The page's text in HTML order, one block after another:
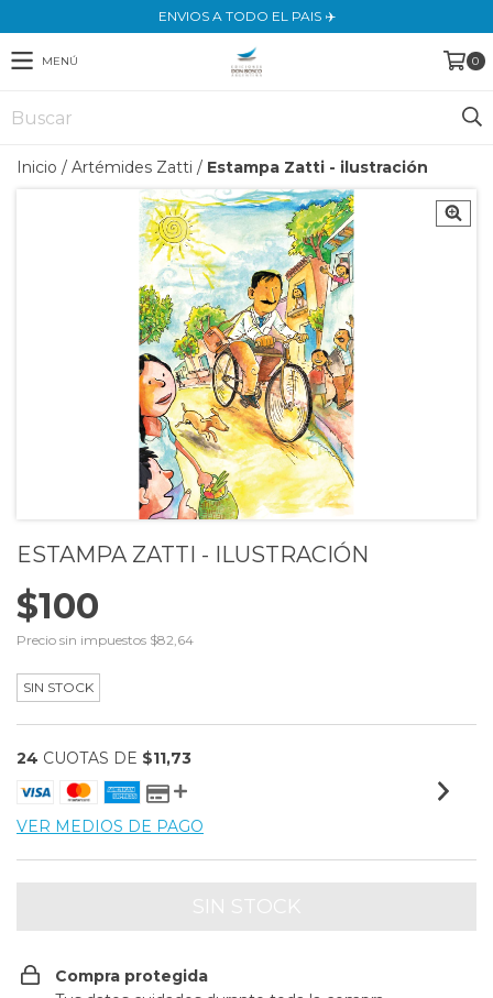
ENVIOS A TODO EL PAIS ✈️
MENÚ 0
Inicio / Artémides Zatti / Estampa Zatti - ilustración
ESTAMPA ZATTI - ILUSTRACIÓN
$100
Precio sin impuestos $82,64
SIN STOCK
24 CUOTAS DE $11,73
VER MEDIOS DE PAGO
Compra protegida